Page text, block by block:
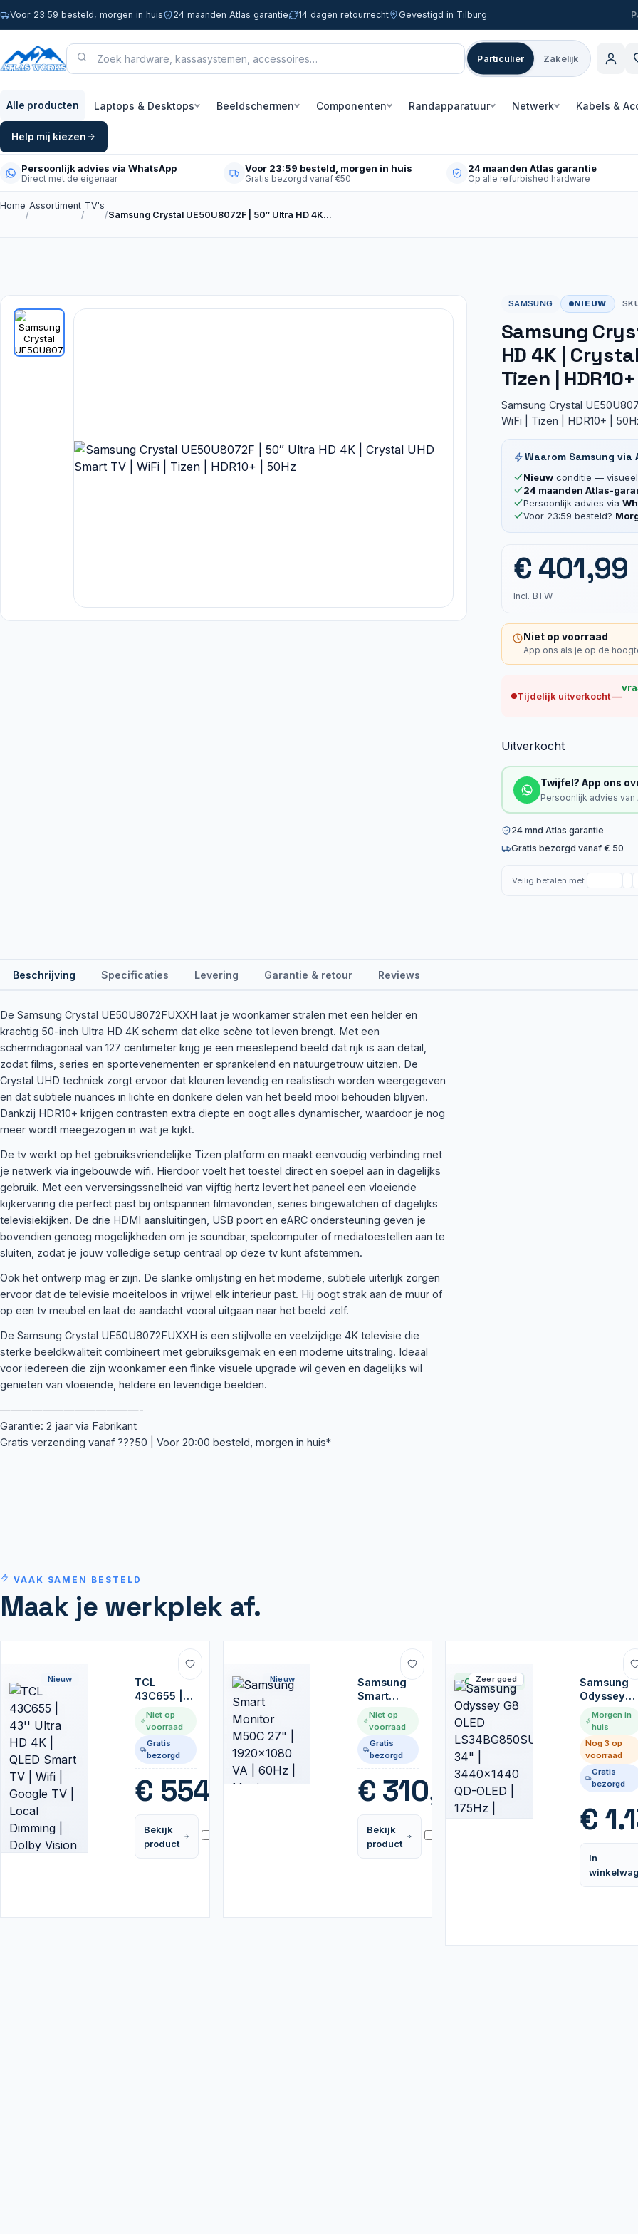
Voor 23:59 besteld, morgen in huis 24 maanden Atlas garantie 14 dagen retourrecht Gevestigd in Tilburg
Particulier Zakelijk
Alle producten Laptops & Desktops Beeldschermen Componenten Randapparatuur Netwerk Kabels &
Help mij kiezen
Persoonlijk advies via WhatsApp
Direct met de eigenaar
Voor 23:59 besteld, morgen in huis
Gratis bezorgd vanaf €50
24 maanden Atlas garantie
Op alle refurbished hardware
Home
/
Assortiment
/
TV's
/Samsung Crystal UE50U8072F | 50″ Ultra HD 4K…
SAMSUNG NIEUW
Samsung
HD 4K |
Tizen |
Samsung Crystal
WiFi | Tizen | HDR10+ |
Waarom Samsung via
Nieuwconditie — visueel
24 maanden Atlas-
Persoonlijk advies via
Voor 23:59 besteld?
€ 401,99
Incl. BTW
Niet op voorraad
App ons als je op de
Tijdelijk uitverkocht —
Uitverkocht
Twijfel? App ons
Persoonlijk advies
24 mnd Atlas garantie
Gratis bezorgd vanaf € 50
Veilig betalen met:
Beschrijving Specificaties Levering Garantie & retour Reviews
De Samsung Crystal UE50U8072FUXXH laat je woonkamer stralen met een helder en
krachtig 50-inch Ultra HD 4K scherm dat elke scène tot leven brengt. Met een
schermdiagonaal van 127 centimeter krijg je een meeslepend beeld dat rijk is aan detail,
zodat films, series en sportevenementen er sprankelend en natuurgetrouw uitzien. De
Crystal UHD techniek zorgt ervoor dat kleuren levendig en realistisch worden weergegeven
en dat subtiele nuances in lichte en donkere delen van het beeld mooi behouden blijven.
Dankzij HDR10+ krijgen contrasten extra diepte en oogt alles dynamischer, waardoor je nog
meer wordt meegezogen in wat je kijkt.
De tv werkt op het gebruiksvriendelijke Tizen platform en maakt eenvoudig verbinding met
je netwerk via ingebouwde wifi. Hierdoor voelt het toestel direct en soepel aan in dagelijks
gebruik. Met een verversingssnelheid van vijftig hertz levert het paneel een vloeiende
kijkervaring die perfect past bij ontspannen filmavonden, series bingewatchen of dagelijks
televisiekijken. De drie HDMI aansluitingen, USB poort en eARC ondersteuning geven je
bovendien genoeg mogelijkheden om je soundbar, spelcomputer of mediatoestellen aan te
sluiten, zodat je jouw volledige setup centraal op deze tv kunt afstemmen.
Ook het ontwerp mag er zijn. De slanke omlijsting en het moderne, subtiele uiterlijk zorgen
ervoor dat de televisie moeiteloos in vrijwel elk interieur past. Hij oogt strak aan de muur of
op een tv meubel en laat de aandacht vooral uitgaan naar het beeld zelf.
De Samsung Crystal UE50U8072FUXXH is een stijlvolle en veelzijdige 4K televisie die
sterke beeldkwaliteit combineert met gebruiksgemak en een moderne uitstraling. Ideaal
voor iedereen die zijn woonkamer een flinke visuele upgrade wil geven en dagelijks wil
genieten van vloeiende, heldere en levendige beelden.
—————————————-
Garantie: 2 jaar via Fabrikant
Gratis verzending vanaf ???50 | Voor 20:00 besteld, morgen in huis*
VAAK SAMEN BESTELD
Maak je werkplek af.
Nieuw
TCL
43C655 |
43'' Ultra
HD 4K |
Smart TV |
Google TV
| Local
Dimming |
Dolby
Vision |
60Hz
Niet op
voorraad
Gratis
bezorgd
€ 554,99
Bekijk
product
Nieuw
Samsung
Smart
Monitor
M50C 27" |
VA | 60Hz |
Monitor
Niet op
voorraad
Gratis
bezorgd
€ 310,99
Bekijk
product
Op voorraad
Zeer goed
Samsung
Odyssey
G8 OLED
34" |
QD-OLED |
175Hz |
Monitor
Morgen in
huis
Nog 3 op
voorraad
Gratis
bezorgd
€
In